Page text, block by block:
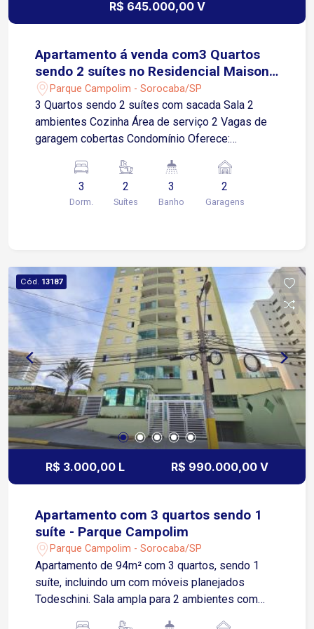
R$ 645.000,00 V
Apartamento á venda com3 Quartos
sendo 2 suítes no Residencial Maison
Visconde no Campolim em Sorocaba-
SP
Parque Campolim - Sorocaba/SP
3 Quartos sendo 2 suítes com sacada Sala 2
ambientes Cozinha Área de serviço 2 Vagas de
garagem cobertas Condomínio Oferece:
Churrasqueira Piscina Playground Quadra.de
Areia Quadra Poliesportiva Salão de festas Salão
de Jogos
3
Dorm.
2
Suítes
3
Banho
2
Garagens
Cód. 13187
R$ 3.000,00 L R$ 990.000,00 V
Apartamento com 3 quartos sendo 1
suíte - Parque Campolim
Parque Campolim - Sorocaba/SP
Apartamento de 94m² com 3 quartos, sendo 1
suíte, incluindo um com móveis planejados
Todeschini. Sala ampla para 2 ambientes com